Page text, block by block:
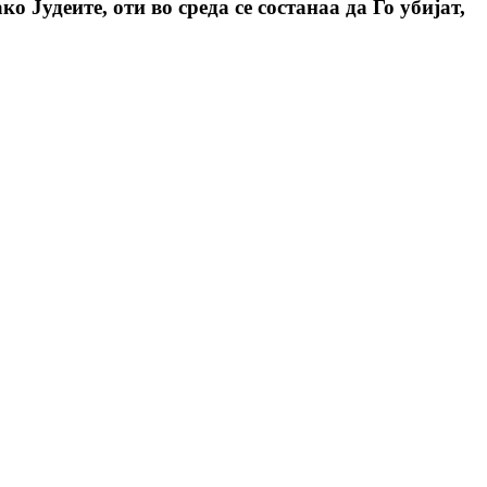
оти во среда се состанаа да Го убијат,